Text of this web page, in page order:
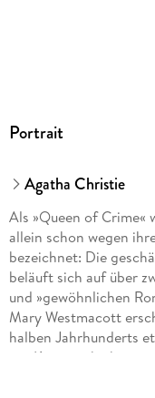
GTIN
Portrait
Agatha Christie
Als »Queen of Crime«
allein schon wegen
bezeichnet: Die
beläuft sich auf über
und »gewöhnlichen
Mary Westmacott
halben Jahrhunderts
mit Kurzgeschichten